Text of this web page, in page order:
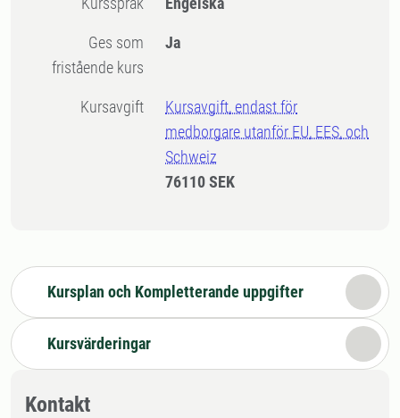
Ges som
fristående kurs
Ja
Kursavgift
Kursavgift, endast för
medborgare utanför EU, EES, och
Schweiz
76110 SEK
Kursplan och Kompletterande uppgifter
Kursvärderingar
Kontakt